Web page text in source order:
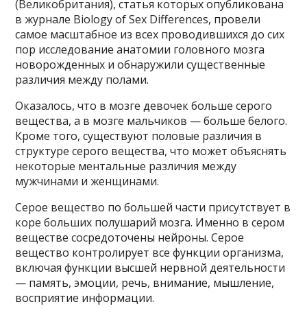
(Великобритания), статья которых опубликована
в журнале Biology of Sex Differences, провели
самое масштабное из всех проводившихся до сих
пор исследование анатомии головного мозга
новорожденных и обнаружили существенные
различия между полами.
Оказалось, что в мозге девочек больше серого
вещества, а в мозге мальчиков — больше белого.
Кроме того, существуют половые различия в
структуре серого вещества, что может объяснять
некоторые ментальные различия между
мужчинами и женщинами.
Серое вещество по большей части присутствует в
коре больших полушарий мозга. Именно в сером
веществе сосредоточены нейроны. Серое
вещество контролирует все функции организма,
включая функции высшей нервной деятельности
— память, эмоции, речь, внимание, мышление,
восприятие информации.